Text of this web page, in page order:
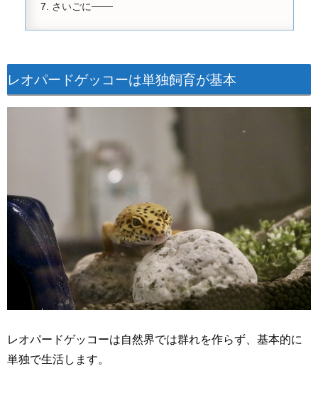
さいごに───
レオパードゲッコーは単独飼育が基本
レオパードゲッコーは自然界では群れを作らず、基本的に
単独で生活します。